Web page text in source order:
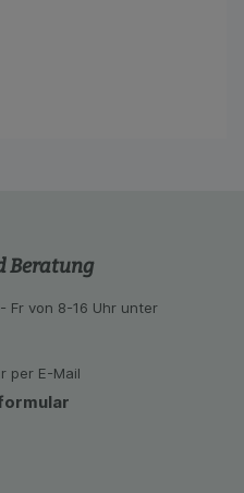
Beratung
Fr von 8-16 Uhr unter
per E-Mail